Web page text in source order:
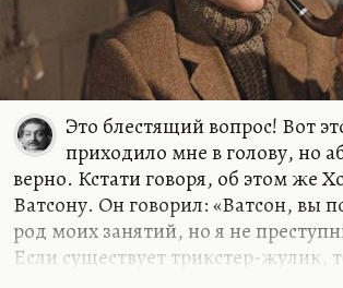
Это блестящий вопрос! Вот
приходило мне в голову, но
верно. Кстати говоря, об этом же
Ватсону. Он говорил: «Ватсон, вы
род моих занятий, но я не
Если существует трикстер-жулик,